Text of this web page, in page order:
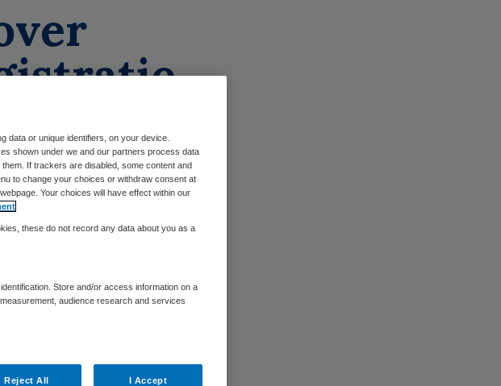
58 keer gelezen
data or unique identifiers, on your device.
shown under we and our partners process data
If trackers are disabled, some content and
to change your choices or withdraw consent at
Your choices will have effect within our
these do not record any data about you as a
Store and/or access information on a
audience research and services
Reject All I Accept